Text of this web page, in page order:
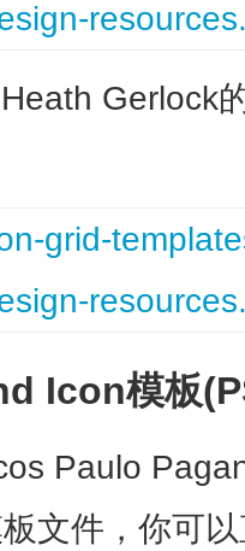
Gerlock
Icon模板
Paulo
文件，你可